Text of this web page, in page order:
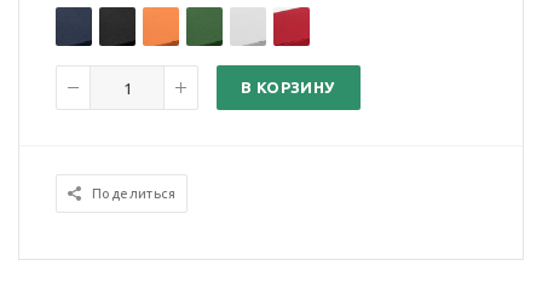
В КОРЗИНУ
Поделиться